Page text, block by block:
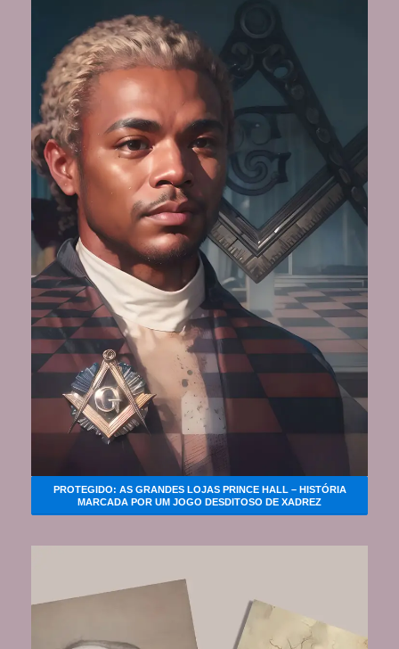
PROTEGIDO: AS GRANDES LOJAS PRINCE HALL – HISTÓRIA
MARCADA POR UM JOGO DESDITOSO DE XADREZ